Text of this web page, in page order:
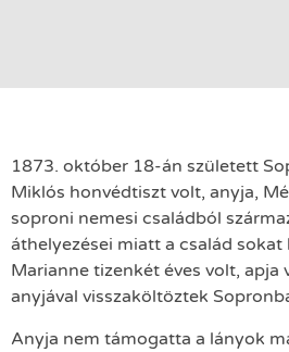
1873. október 18-án született
Miklós honvédtiszt volt, anyja,
soproni nemesi családból
áthelyezései miatt a család
Marianne tizenkét éves volt, apja
anyjával visszaköltöztek
Anyja nem támogatta a lányok